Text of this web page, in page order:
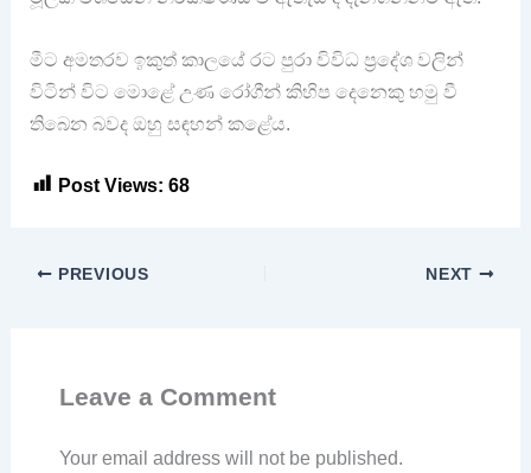
මීට අමතරව ඉකුත් කාලයේ රට පුරා විවිධ ප්‍රදේශ වලින්
විටින් විට මොළේ උණ රෝගීන් කිහිප දෙනෙකු හමු වී
තිබෙන බවද ඔහු සඳහන් කළේය.
Post Views: 68
PREVIOUS NEXT
Leave a Comment
Your email address will not be published.